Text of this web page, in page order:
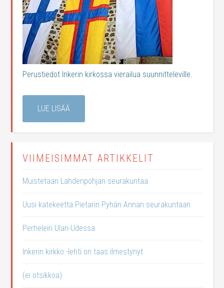
Perustiedot Inkerin kirkossa vierailua suunnitteleville.
LUE LISÄÄ
VIIMEISIMMÄT ARTIKKELIT
Muistetaan Lahdenpohjan seurakuntaa
Uusi katekeetta Pietarin Pyhän Annan seurakuntaan
Perheleiri Ulan-Udessa
Inkerin kirkko -lehti on taas ilmestynyt
(ei otsikkoa)